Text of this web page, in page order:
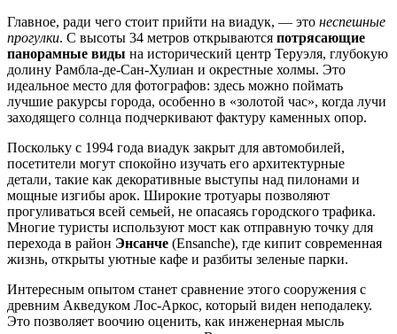
Главное, ради чего стоит прийти на виадук, — это неспешные
прогулки. С высоты 34 метров открываются потрясающие
панорамные виды на исторический центр Теруэля, глубокую
долину Рамбла-де-Сан-Хулиан и окрестные холмы. Это
идеальное место для фотографов: здесь можно поймать
лучшие ракурсы города, особенно в «золотой час», когда лучи
заходящего солнца подчеркивают фактуру каменных опор.
Поскольку с 1994 года виадук закрыт для автомобилей,
посетители могут спокойно изучать его архитектурные
детали, такие как декоративные выступы над пилонами и
мощные изгибы арок. Широкие тротуары позволяют
прогуливаться всей семьей, не опасаясь городского трафика.
Многие туристы используют мост как отправную точку для
перехода в район Энсанче (Ensanche), где кипит современная
жизнь, открыты уютные кафе и разбиты зеленые парки.
Интересным опытом станет сравнение этого сооружения с
древним Акведуком Лос-Аркос, который виден неподалеку.
Это позволяет воочию оценить, как инженерная мысль